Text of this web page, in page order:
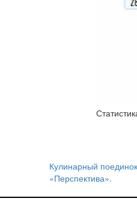
Навигация
по
Кулинарный
«Перспектива».